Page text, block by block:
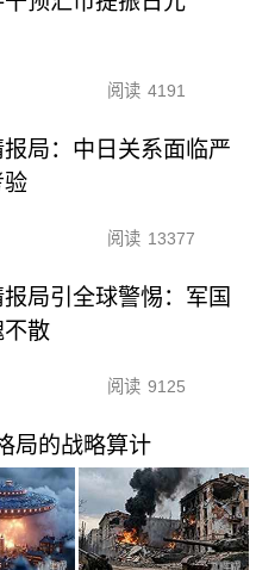
阅读 4191
报局：中日关系面临严
验
阅读 13377
报局引全球警惕：军国
不散
阅读 9125
局的战略算计